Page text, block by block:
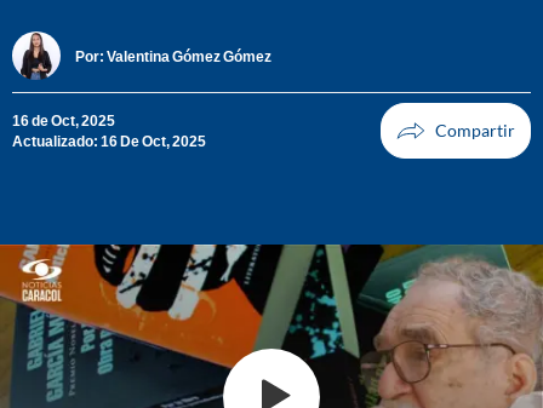
Por: Valentina Gómez Gómez
16 de Oct, 2025
Actualizado: 16 De Oct, 2025